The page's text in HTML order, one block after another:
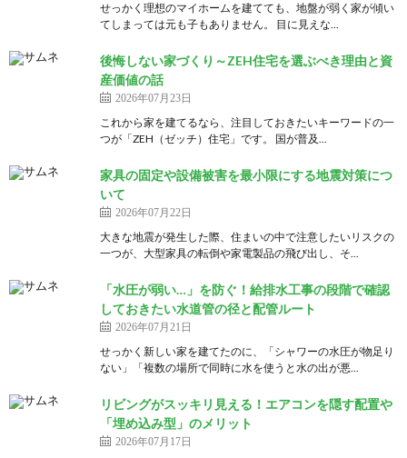
せっかく理想のマイホームを建てても、地盤が弱く家が傾い
てしまっては元も子もありません。 目に見えな...
後悔しない家づくり～ZEH住宅を選ぶべき理由と資
産価値の話
2026年07月23日
これから家を建てるなら、注目しておきたいキーワードの一
つが「ZEH（ゼッチ）住宅」です。 国が普及...
家具の固定や設備被害を最小限にする地震対策につ
いて
2026年07月22日
大きな地震が発生した際、住まいの中で注意したいリスクの
一つが、大型家具の転倒や家電製品の飛び出し、そ...
「水圧が弱い…」を防ぐ！給排水工事の段階で確認
しておきたい水道管の径と配管ルート
2026年07月21日
せっかく新しい家を建てたのに、「シャワーの水圧が物足り
ない」「複数の場所で同時に水を使うと水の出が悪...
リビングがスッキリ見える！エアコンを隠す配置や
「埋め込み型」のメリット
2026年07月17日